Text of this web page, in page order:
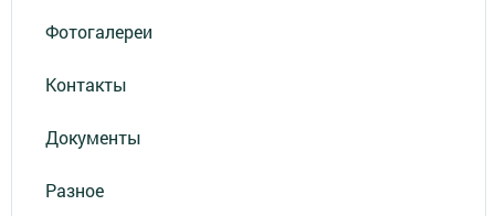
Фотогалереи
Контакты
Документы
Разное